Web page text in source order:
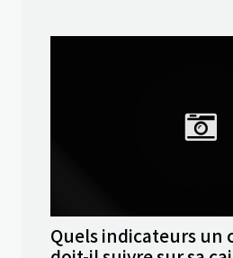
Quels indicateurs un